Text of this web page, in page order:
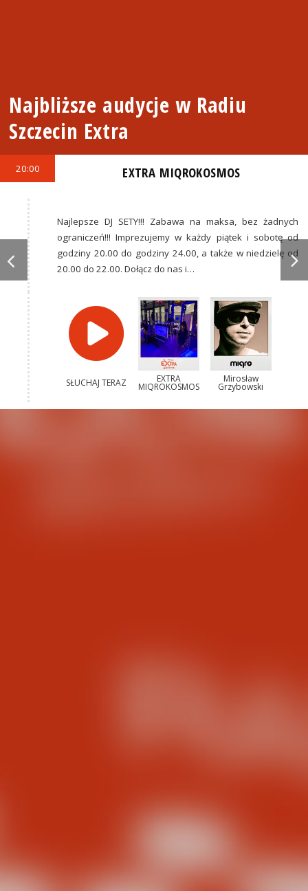
Najbliższe audycje w Radiu
Szczecin Extra
20:00 EXTRA MIQROKOSMOS
Najlepsze DJ SETY!!! Zabawa na maksa, bez żadnych
ograniczeń!!! Imprezujemy w każdy piątek i sobotę od
godziny 20.00 do godziny 24.00, a także w niedzielę od
20.00 do 22.00. Dołącz do nas i…
SŁUCHAJ TERAZ EXTRA
MIQROKOSMOS
Mirosław
Grzybowski